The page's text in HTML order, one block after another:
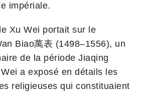
impériale.
Xu Wei portait sur le
Biao萬表 (1498–1556), un
de la période Jiaqing
a exposé en détails les
religieuses qui constituaient